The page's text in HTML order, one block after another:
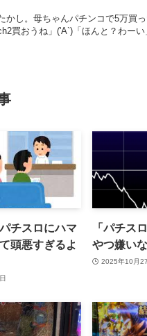
かし。母ちゃんパチンコで5万買
買おうね」('A`)「ほんと？わーい
チスロにハマ
頭悪すぎるよ
「パチス
やつ嫌い
2025年10月